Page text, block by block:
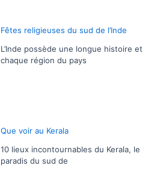
Fêtes religieuses du sud de l’Inde
L’Inde possède une longue histoire et
chaque région du pays
Que voir au Kerala
10 lieux incontournables du Kerala, le
paradis du sud de